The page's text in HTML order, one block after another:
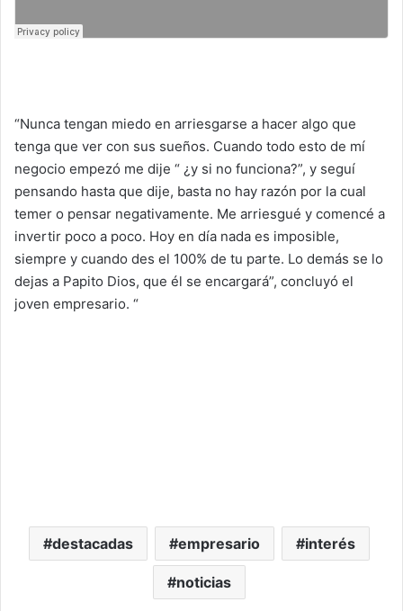
“Nunca tengan miedo en arriesgarse a hacer algo que
tenga que ver con sus sueños. Cuando todo esto de mí
negocio empezó me dije “ ¿y si no funciona?”, y seguí
pensando hasta que dije, basta no hay razón por la cual
temer o pensar negativamente. Me arriesgué y comencé a
invertir poco a poco. Hoy en día nada es imposible,
siempre y cuando des el 100% de tu parte. Lo demás se lo
dejas a Papito Dios, que él se encargará”, concluyó el
joven empresario. “
destacadas empresario interés
noticias